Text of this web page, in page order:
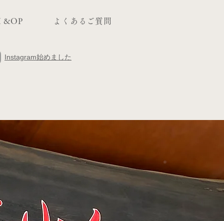
&OP よくあるご質問
​Instagram始めました